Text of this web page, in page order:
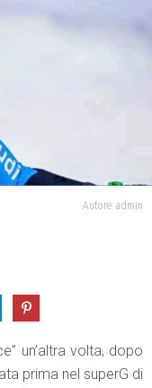
Autore: admin
un’altra volta, dopo
prima nel superG di